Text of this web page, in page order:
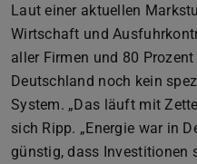
Laut einer aktuellen
Wirtschaft und
aller Firmen und 80
Deutschland noch kein
System. „Das läuft mit
sich Ripp. „Energie war in
günstig, dass Investitionen